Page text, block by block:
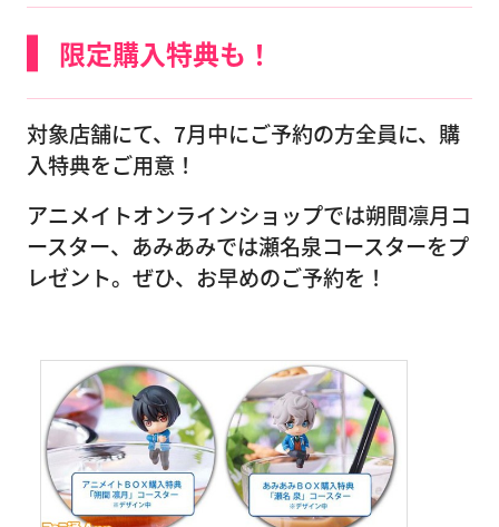
限定購入特典も！
対象店舗にて、7月中にご予約の方全員に、購
入特典をご用意！
アニメイトオンラインショップでは朔間凛月コ
ースター、あみあみでは瀬名泉コースターをプ
レゼント。ぜひ、お早めのご予約を！